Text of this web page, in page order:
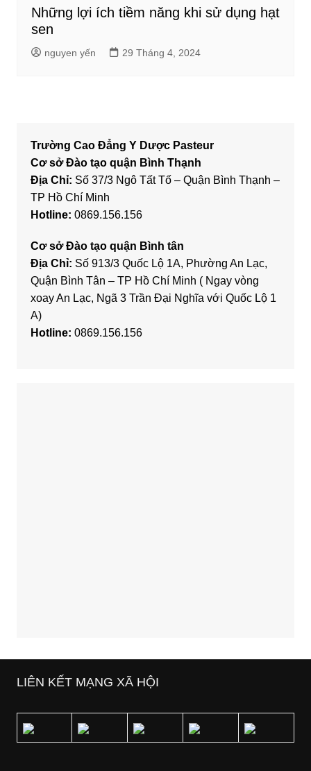
Những lợi ích tiềm năng khi sử dụng hạt
sen
nguyen yến 29 Tháng 4, 2024
Trường Cao Đẳng Y Dược Pasteur
Cơ sở Đào tạo quận Bình Thạnh
Địa Chỉ: Số 37/3 Ngô Tất Tố – Quận Bình Thạnh –
TP Hồ Chí Minh
Hotline: 0869.156.156
Cơ sở Đào tạo quận Bình tân
Địa Chỉ: Số 913/3 Quốc Lộ 1A, Phường An Lạc,
Quận Bình Tân – TP Hồ Chí Minh ( Ngay vòng
xoay An Lạc, Ngã 3 Trần Đại Nghĩa với Quốc Lộ 1
A)
Hotline: 0869.156.156
LIÊN KẾT MẠNG XÃ HỘI